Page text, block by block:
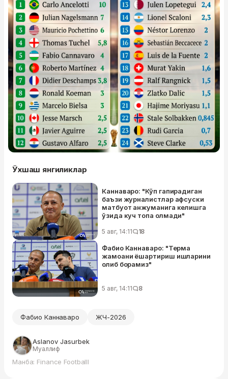
Ўхшаш янгиликлар
Каннаваро: "Кўп гапирадиган
баъзи журналистлар афсуски
матбуот анжуманига келишга
ўзида куч топа олмади"
5 авг, 14:11 18
Фабио Каннаваро: "Терма
жамоани ёшартириш ишларини
олиб борамиз"
5 авг, 14:11 8
Фабио Каннаваро ЖЧ-2026
Aslanov Jasurbek
Муаллиф
Манба: Finance Footballl